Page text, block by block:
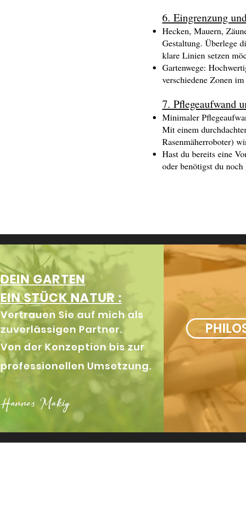
6. Eingrenzung
Hecken, Mauern,
Gestaltung. Überlege
klare Linien setzen
Gartenwege:
verschiedene Zonen
7. Pflegeaufwand
Minimaler
Mit einem
Rasenmäherroboter)
Hast du bereits eine
oder benötigst du
DEIN GARTEN
EIN STÜCK NATUR :
Vertrauen Sie auf mich als
zuverlässigen Partner.
Von der Konzeption bis zur
professionellen Umsetzung.
Hannes Makig